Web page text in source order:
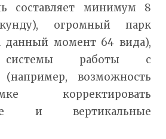
составляет минимум 8
огромный парк
данный момент 64 вида),
системы работы с
возможность
корректировать
и вертикальные